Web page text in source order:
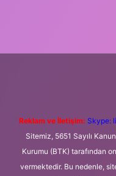
Reklam ve İletişim: Skype:
Sitemiz, 5651 Sayılı
Kurumu (BTK) tarafından
vermektedir. Bu nedenle,